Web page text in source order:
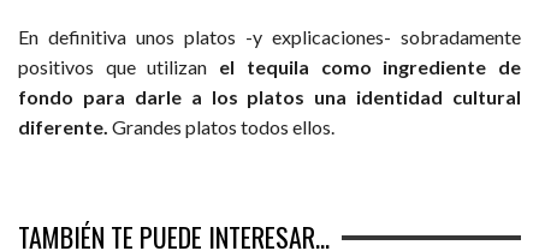
En definitiva unos platos -y explicaciones- sobradamente
positivos que utilizan el tequila como ingrediente de
fondo para darle a los platos una identidad cultural
diferente. Grandes platos todos ellos.
TAMBIÉN TE PUEDE INTERESAR...
ENCUENTRO CON